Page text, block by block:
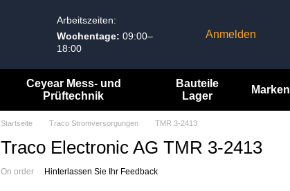
Arbeitszeiten:
Wochentage: 09:00–
18:00
Anmelden
Ceyear Mess- und
Prüftechnik
Bauteile
Lager
Marken
Startseite Traco Stromversorgungen TMR 3-2413
Traco Electronic AG TMR 3-2413
On order Hinterlassen Sie Ihr Feedback